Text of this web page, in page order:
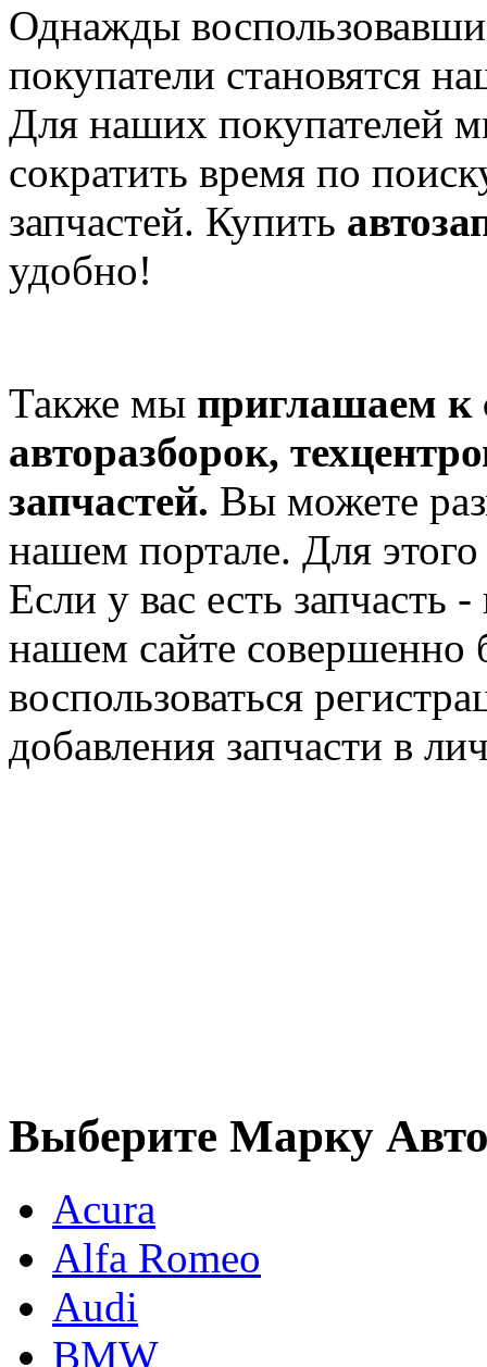
Однажды
покупатели становятся
Для наших покупателей
сократить время по
запчастей. Купить
удобно!
Также мы приглашаем к
авторазборок,
запчастей. Вы можете
нашем портале. Для
Если у вас есть запчасть
нашем сайте совершенно
воспользоваться
добавления запчасти в
Выберите Марку
Acura
Alfa Romeo
Audi
BMW